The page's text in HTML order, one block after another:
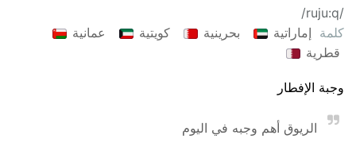
/ruju:q/
كلمة إماراتية بحرينية كويتية
عمانية
قطرية
وجبة الإفطار
الريوق أهم وجبه في اليوم